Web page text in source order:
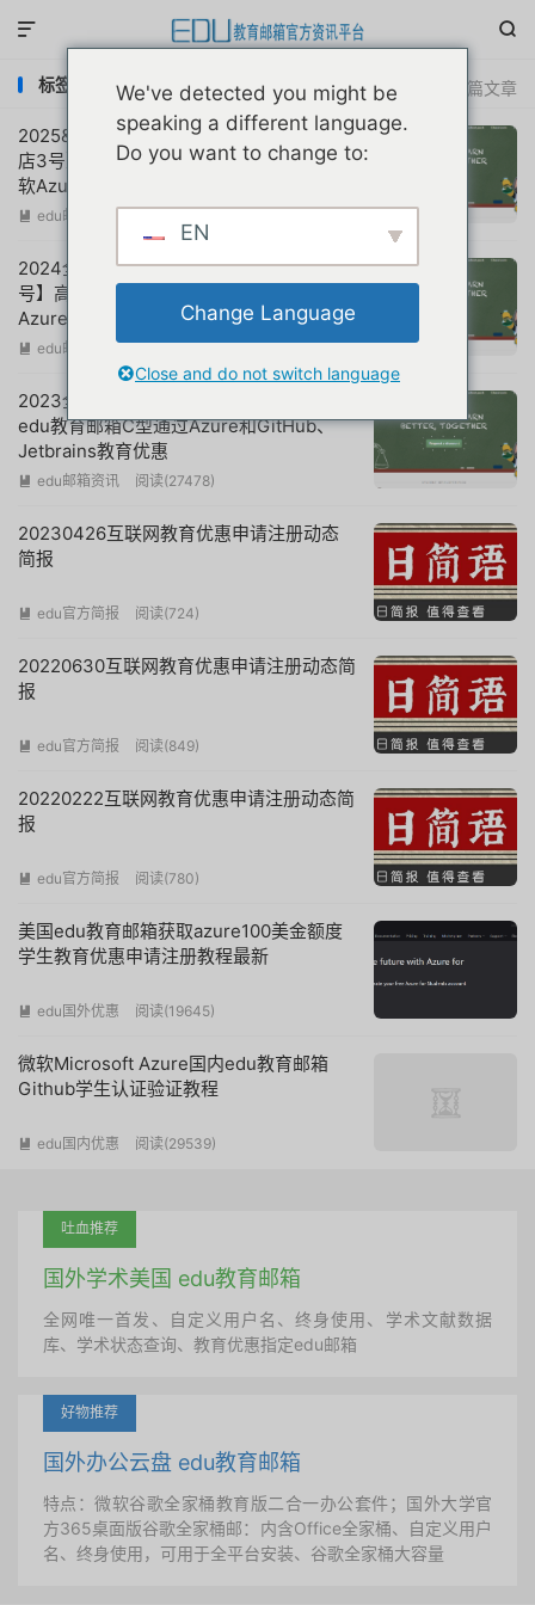


共 8 篇文章
标签：azure for students 教育邮箱
2025&2026全年更新：用户亲测使用【镇
店3号】高端美国edu教育邮箱A型通过微
软Azure和GitHub学生包教育优惠案例集
合
 edu邮箱资讯
2024全年更新：用户亲测使用【镇店3
号】高端美国edu教育邮箱A型通过微软
Azure和GitHub学生包教育优惠案例集合
 edu邮箱资讯 阅读(14760)
2023全年更新：大神亲测使用高端美国
edu教育邮箱C型通过Azure和GitHub、
Jetbrains教育优惠
 edu邮箱资讯 阅读(27478)
20230426互联网教育优惠申请注册动态
简报
 edu官方简报 阅读(724)
20220630互联网教育优惠申请注册动态简
报
 edu官方简报 阅读(849)
20220222互联网教育优惠申请注册动态简
报
 edu官方简报 阅读(780)
美国edu教育邮箱获取azure100美金额度
学生教育优惠申请注册教程最新
 edu国外优惠 阅读(19645)
微软Microsoft Azure国内edu教育邮箱
Github学生认证验证教程
 edu国内优惠 阅读(29539)
吐血推荐
国外学术美国 edu教育邮箱
全网唯一首发、自定义用户名、终身使用、学术文献数据
库、学术状态查询、教育优惠指定edu邮箱
好物推荐
国外办公云盘 edu教育邮箱
特点：微软谷歌全家桶教育版二合一办公套件；国外大学官
方365桌面版谷歌全家桶邮：内含Office全家桶、自定义用户
名、终身使用，可用于全平台安装、谷歌全家桶大容量
We've detected you might be
speaking a different language.
Do you want to change to:
EN
Change Language
Close and do not switch language